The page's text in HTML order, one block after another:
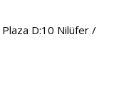
Plaza D:10 Nilüfer /